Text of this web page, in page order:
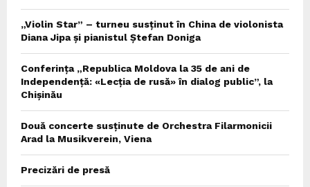
„Violin Star” – turneu susținut în China de violonista
Diana Jipa și pianistul Ștefan Doniga
Conferința „Republica Moldova la 35 de ani de
Independență: «Lecția de rusă» în dialog public”, la
Chișinău
Două concerte susținute de Orchestra Filarmonicii
Arad la Musikverein, Viena
Precizări de presă